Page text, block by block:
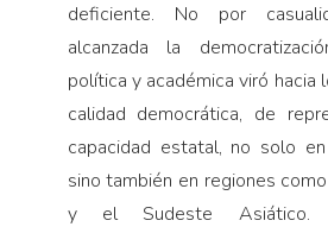
deficiente. No por
alcanzada la
política y académica viró hacia
calidad democrática, de
capacidad estatal, no solo
sino también en regiones
y el Sudeste Asiático.